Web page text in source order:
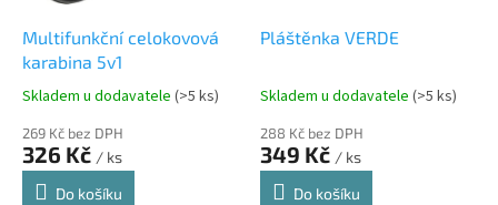
Multifunkční celokovová
karabina 5v1
Skladem u dodavatele (>5 ks)
269 Kč bez DPH
326 Kč / ks
Do košíku
Pláštěnka VERDE
Skladem u dodavatele (>5 ks)
288 Kč bez DPH
349 Kč / ks
Do košíku